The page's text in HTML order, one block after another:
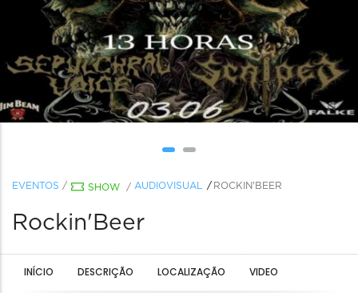
EVENTOS / SHOW / AUDIOVISUAL ROCKIN'BEER
Rockin'Beer
INÍCIO DESCRIÇÃO LOCALIZAÇÃO VIDEO